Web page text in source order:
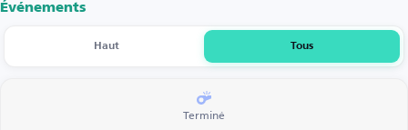
Événements
Haut Tous
Terminé